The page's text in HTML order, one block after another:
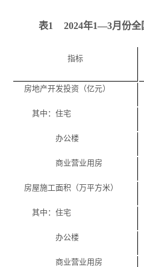
表1 2024年1—3月份
指标
房地产开发投资（亿元）
其中：住宅
办公楼
商业营业用房
房屋施工面积（万平方米）
其中：住宅
办公楼
商业营业用房